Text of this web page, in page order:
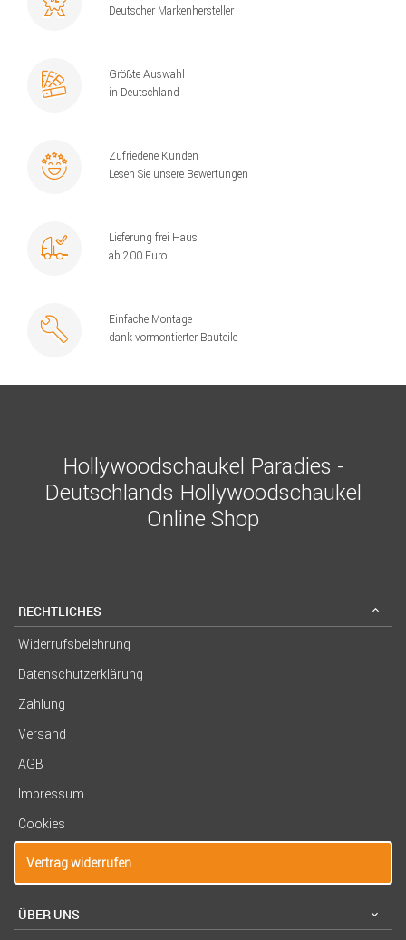
Deutscher Markenhersteller
Größte Auswahl
in Deutschland
Zufriedene Kunden
Lesen Sie unsere Bewertungen
Lieferung frei Haus
ab 200 Euro
Einfache Montage
dank vormontierter Bauteile
Hollywoodschaukel Paradies -
Deutschlands Hollywoodschaukel
Online Shop
RECHTLICHES
Widerrufsbelehrung
Datenschutzerklärung
Zahlung
Versand
AGB
Impressum
Cookies
Vertrag widerrufen
ÜBER UNS